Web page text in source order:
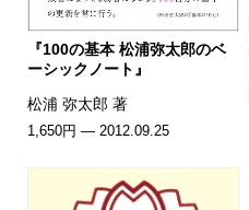
『100の基本 松浦弥太郎のベ
ーシックノート』
松浦 弥太郎 著
1,650円 — 2012.09.25